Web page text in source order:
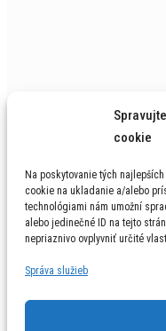
cookie
Na poskytovanie tých
cookie na ukladanie a/alebo
technológiami nám umožní
alebo jedinečné ID na tejto
nepriaznivo ovplyvniť určité
Správa služieb
Načítať ďalšie…
© 1996 - 2026 LGM,